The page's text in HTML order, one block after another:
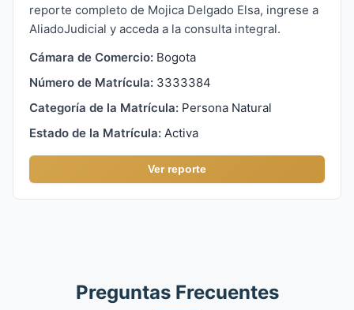
reporte completo de Mojica Delgado Elsa, ingrese a
AliadoJudicial y acceda a la consulta integral.
Cámara de Comercio: Bogota
Número de Matrícula: 3333384
Categoría de la Matrícula: Persona Natural
Estado de la Matrícula: Activa
Ver reporte
Preguntas Frecuentes